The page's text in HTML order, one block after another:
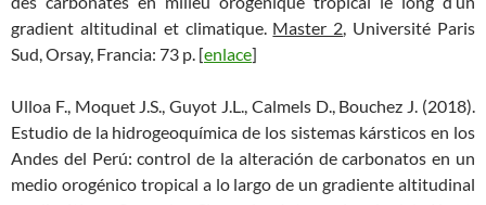
gradient altitudinal et climatique. Master 2, Université Paris
Sud, Orsay, Francia: 73 p. [enlace]
Ulloa F., Moquet J.S., Guyot J.L., Calmels D., Bouchez J. (2018).
Estudio de la hidrogeoquímica de los sistemas kársticos en los
Andes del Perú: control de la alteración de carbonatos en un
medio orogénico tropical a lo largo de un gradiente altitudinal